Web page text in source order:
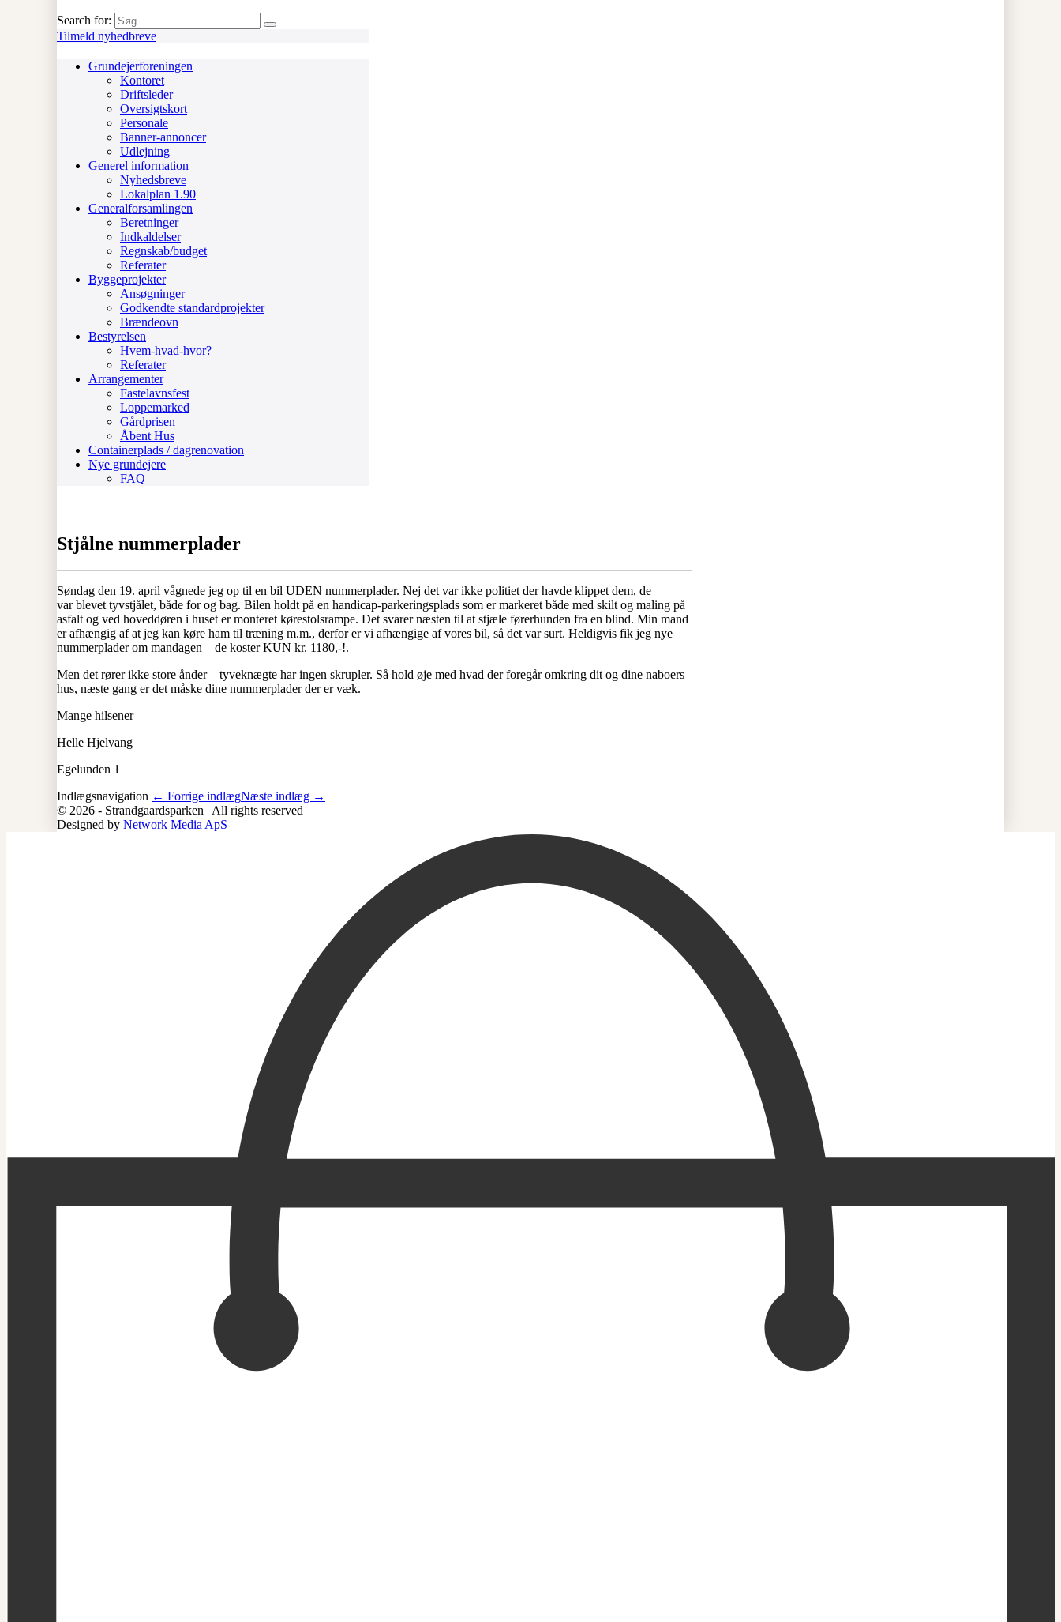
Search for:
Tilmeld nyhedbreve
Grundejerforeningen
Kontoret
Driftsleder
Oversigtskort
Personale
Banner-annoncer
Udlejning
Generel information
Nyhedsbreve
Lokalplan 1.90
Generalforsamlingen
Beretninger
Indkaldelser
Regnskab/budget
Referater
Byggeprojekter
Ansøgninger
Godkendte standardprojekter
Brændeovn
Bestyrelsen
Hvem-hvad-hvor?
Referater
Arrangementer
Fastelavnsfest
Loppemarked
Gårdprisen
Åbent Hus
Containerplads / dagrenovation
Nye grundejere
FAQ
Stjålne nummerplader
Søndag den 19. april vågnede jeg op til en bil UDEN nummerplader. Nej det var ikke politiet der havde klippet dem, de
var blevet tyvstjålet, både for og bag. Bilen holdt på en handicap-parkeringsplads som er markeret både med skilt og maling på
asfalt og ved hoveddøren i huset er monteret kørestolsrampe. Det svarer næsten til at stjæle førerhunden fra en blind. Min mand
er afhængig af at jeg kan køre ham til træning m.m., derfor er vi afhængige af vores bil, så det var surt. Heldigvis fik jeg nye
nummerplader om mandagen – de koster KUN kr. 1180,-!.
Men det rører ikke store ånder – tyveknægte har ingen skrupler. Så hold øje med hvad der foregår omkring dit og dine naboers
hus, næste gang er det måske dine nummerplader der er væk.
Mange hilsener
Helle Hjelvang
Egelunden 1
Indlægsnavigation ← Forrige indlægNæste indlæg →
© 2026 - Strandgaardsparken | All rights reserved
Designed by Network Media ApS